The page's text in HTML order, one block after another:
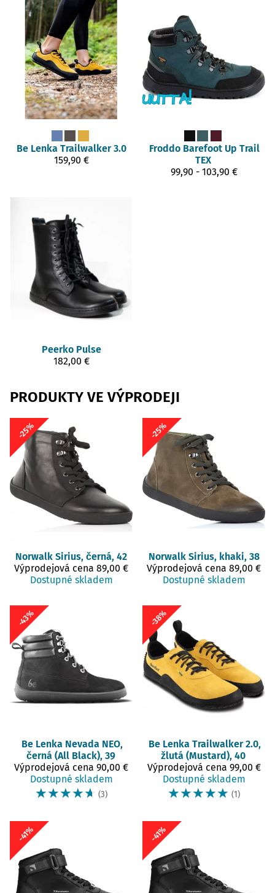
Be Lenka Trailwalker 3.0
159,90 €
Froddo Barefoot Up Trail
TEX
99,90 - 103,90 €
Peerko Pulse
182,00 €
PRODUKTY VE VÝPRODEJI
-25%
Norwalk Sirius, černá, 42
Výprodejová cena 89,00 €
Dostupné skladem
-25%
Norwalk Sirius, khaki, 38
Výprodejová cena 89,00 €
Dostupné skladem
-43%
Be Lenka Nevada NEO,
černá (All Black), 39
Výprodejová cena 90,00 €
Dostupné skladem
☆☆☆☆☆ (3)
-38%
Be Lenka Trailwalker 2.0,
žlutá (Mustard), 40
Výprodejová cena 99,00 €
Dostupné skladem
☆☆☆☆☆ (1)
-41% -41%